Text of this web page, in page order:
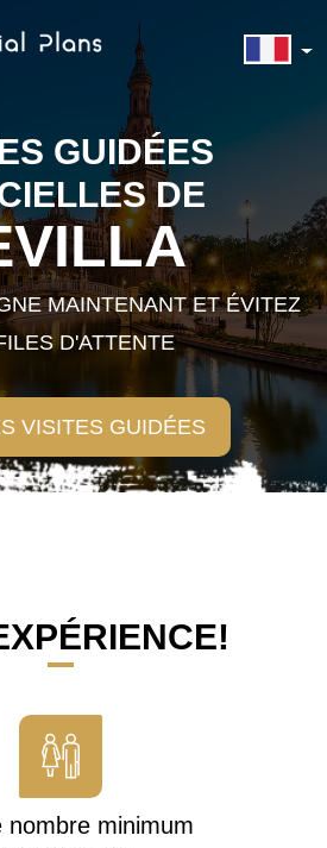
GUIDÉES
DE
MAINTENANT ET ÉVITEZ
D'ATTENTE
VISITES GUIDÉES
nombre minimum